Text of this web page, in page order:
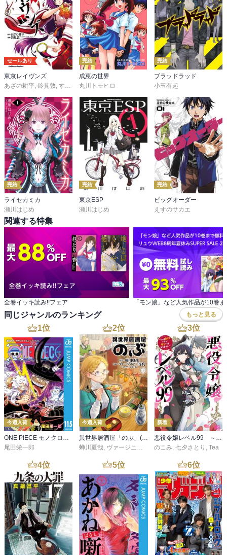
セールあり
東京レイヴンズ
あざの耕平 鈴見敦 すみ兵
完結
成恵の世界
丸川トモヒロ
完結
ブラッドラッド
小玉有起
完結
ライセカミカ
瀬川はじめ
完結
東京ESP
瀬川はじめ
完結
ビッグオーダー
えすのサカエ
関連する特集
全巻イッキ読み!!フェア
同じジャンルのランキング もっと見る
1位
今週入荷
尾田栄一郎
2位
今週入荷
蝉川夏哉 ヴァージニア二等兵 ,転
3位
新着
のこみ 七夕さとり Tea
4位 5位 6位